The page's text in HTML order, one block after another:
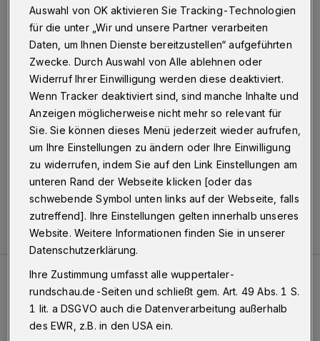
Fahndung nach Mann mit Zopf
22.04.2015 , 14:42 Uhr Eine Minute Lesezeit
Meistgelesen Neueste Artikel Zum Thema
Tief hinein in die Wuppertaler Unterwelt
Auswahl von OK aktivieren Sie Tracking-Technologien
für die unter „Wir und unsere Partner verarbeiten
Daten, um Ihnen Dienste bereitzustellen“ aufgeführten
Zwecke. Durch Auswahl von Alle ablehnen oder
Widerruf Ihrer Einwilligung werden diese deaktiviert.
Wenn Tracker deaktiviert sind, sind manche Inhalte und
Anzeigen möglicherweise nicht mehr so relevant für
Sie. Sie können dieses Menü jederzeit wieder aufrufen,
um Ihre Einstellungen zu ändern oder Ihre Einwilligung
zu widerrufen, indem Sie auf den Link Einstellungen am
unteren Rand der Webseite klicken [oder das
schwebende Symbol unten links auf der Webseite, falls
zutreffend]. Ihre Einstellungen gelten innerhalb unseres
Website. Weitere Informationen finden Sie in unserer
Datenschutzerklärung.
Ihre Zustimmung umfasst alle wuppertaler-
rundschau.de-Seiten und schließt gem. Art. 49 Abs. 1 S.
1 lit. a DSGVO auch die Datenverarbeitung außerhalb
des EWR, z.B. in den USA ein.